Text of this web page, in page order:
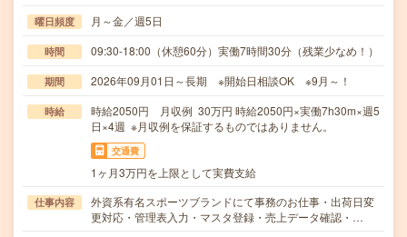
曜日頻度 月～金／週5日
時間 09:30-18:00（休憩60分）実働7時間30分（残業少なめ！）
期間 2026年09月01日～長期 ※開始日相談OK ※9月～！
時給
時給2050円 月収例 30万円 時給2050円×実働7h30m×週5
日×4週 ※月収例を保証するものではありません。
交通費
1ヶ月3万円を上限として実費支給
仕事内容
外資系有名スポーツブランドにて事務のお仕事・出荷日変
更対応・管理表入力・マスタ登録・売上データ確認・…